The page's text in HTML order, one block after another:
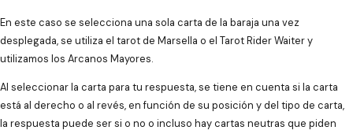
En este caso se selecciona una sola carta de la baraja una vez
desplegada, se utiliza el tarot de Marsella o el Tarot Rider Waiter y
utilizamos los Arcanos Mayores.
Al seleccionar la carta para tu respuesta, se tiene en cuenta si la carta
está al derecho o al revés, en función de su posición y del tipo de carta,
la respuesta puede ser si o no o incluso hay cartas neutras que piden